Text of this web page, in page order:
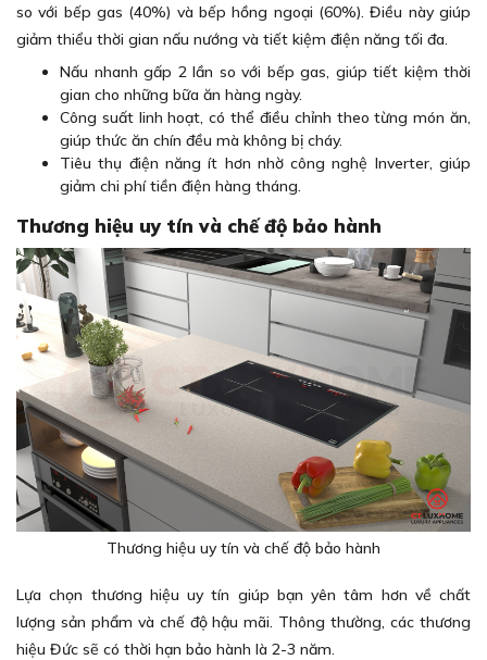
so với bếp gas (40%) và bếp hồng ngoại (60%). Điều này giúp
giảm thiểu thời gian nấu nướng và tiết kiệm điện năng tối đa.
Nấu nhanh gấp 2 lần so với bếp gas, giúp tiết kiệm thời
gian cho những bữa ăn hàng ngày.
Công suất linh hoạt, có thể điều chỉnh theo từng món ăn,
giúp thức ăn chín đều mà không bị cháy.
Tiêu thụ điện năng ít hơn nhờ công nghệ Inverter, giúp
giảm chi phí tiền điện hàng tháng.
Thương hiệu uy tín và chế độ bảo hành
Thương hiệu uy tín và chế độ bảo hành
Lựa chọn thương hiệu uy tín giúp bạn yên tâm hơn về chất
lượng sản phẩm và chế độ hậu mãi. Thông thường, các thương
hiệu Đức sẽ có thời hạn bảo hành là 2-3 năm.